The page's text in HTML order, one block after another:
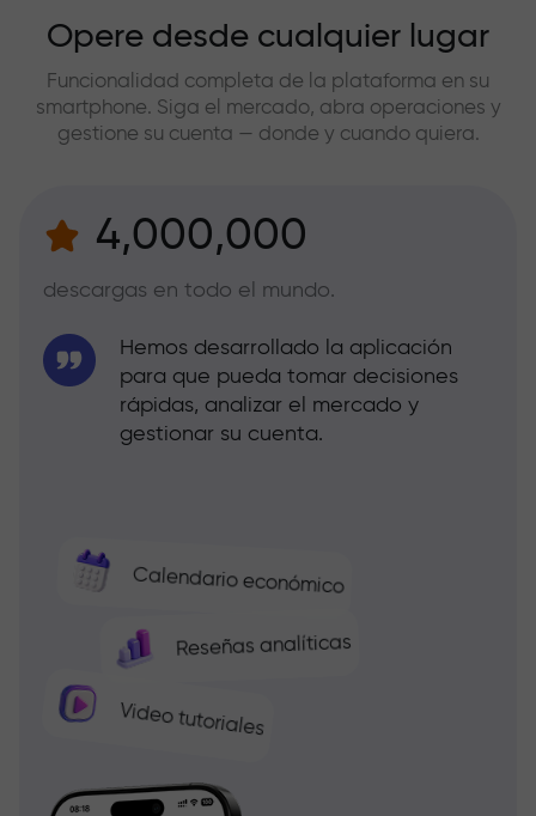
Opere desde cualquier lugar
Funcionalidad completa de la plataforma en su
smartphone. Siga el mercado, abra operaciones y
gestione su cuenta — donde y cuando quiera.
4,000,000
descargas en todo el mundo.
Calendario económico
Reseñas analíticas
Video tutoriales
Hemos desarrollado la aplicación
para que pueda tomar decisiones
rápidas, analizar el mercado y
gestionar su cuenta.